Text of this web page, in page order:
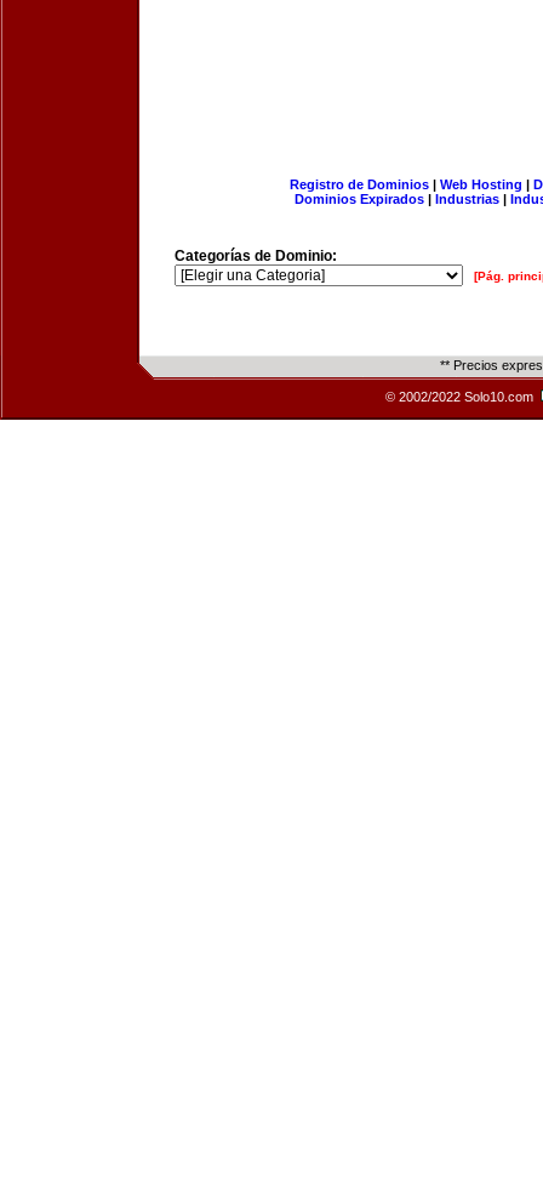
Registro de Dominios| Web Hosting |
Dominios Expirados | Industrias |
Categorías de Dominio:
[Pág.
** Precios
© 2002/2022 Solo10.com